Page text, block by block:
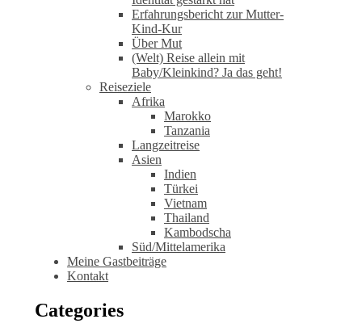
Erfahrungsbericht zur Mutter-
Kind-Kur
Über Mut
(Welt) Reise allein mit
Baby/Kleinkind? Ja das geht!
Reiseziele
Afrika
Marokko
Tanzania
Langzeitreise
Asien
Indien
Türkei
Vietnam
Thailand
Kambodscha
Süd/Mittelamerika
Meine Gastbeiträge
Kontakt
Categories